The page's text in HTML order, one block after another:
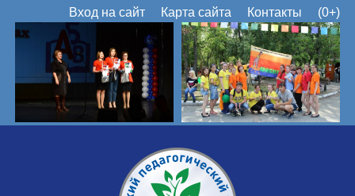
Вход на сайт Карта сайта Контакты (0+)